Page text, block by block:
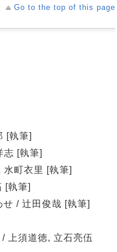
Go to the top of this page
[執筆]
志 [執筆]
町衣里 [執筆]
[執筆]
/ 辻田俊哉 [執筆]
上須道徳, 立石亮伍